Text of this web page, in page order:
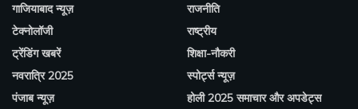
गाजियाबाद न्यूज़
टेक्नोलॉजी
ट्रेंडिंग खबरें
नवरात्रि 2025
पंजाब न्यूज़
राजनीति
राष्ट्रीय
शिक्षा-नौकरी
स्पोर्ट्स न्यूज़
होली 2025 समाचार और अपडेट्स